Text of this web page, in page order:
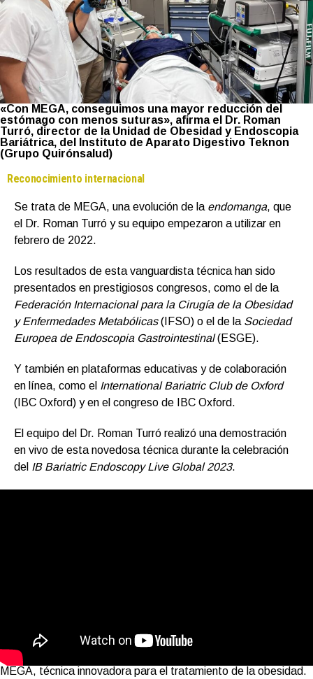
«Con MEGA, conseguimos una mayor reducción del
estómago con menos suturas», afirma el Dr. Roman
Turró, director de la Unidad de Obesidad y Endoscopia
Bariátrica, del Instituto de Aparato Digestivo Teknon
(Grupo Quirónsalud)
Reconocimiento internacional
Se trata de MEGA, una evolución de la endomanga, que
el Dr. Roman Turró y su equipo empezaron a utilizar en
febrero de 2022.
Los resultados de esta vanguardista técnica han sido
presentados en prestigiosos congresos, como el de la
Federación Internacional para la Cirugía de la Obesidad
y Enfermedades Metabólicas(IFSO) o el de la Sociedad
Europea de Endoscopia Gastrointestinal(ESGE).
Y también en plataformas educativas y de colaboración
en línea, como el International Bariatric Club de Oxford
(IBC Oxford) y en el congreso de IBC Oxford.
El equipo del Dr. Roman Turró realizó una demostración
en vivo de esta novedosa técnica durante la celebración
del IB Bariatric Endoscopy Live Global 2023.
MEGA, técnica innovadora para el tratamiento de la obesidad.